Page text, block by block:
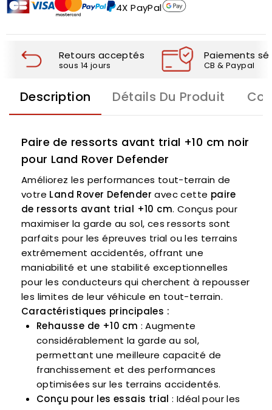
4X PayPal
Retours acceptés
sous 14 jours
Paiements
CB & Paypal
Description Détails Du Produit
Paire de ressorts avant trial +10 cm noir
pour Land Rover Defender
Améliorez les performances tout-terrain de
votre Land Rover Defender avec cette paire
de ressorts avant trial +10 cm. Conçus pour
maximiser la garde au sol, ces ressorts sont
parfaits pour les épreuves trial ou les terrains
extrêmement accidentés, offrant une
maniabilité et une stabilité exceptionnelles
pour les conducteurs qui cherchent à repousser
les limites de leur véhicule en tout-terrain.
Caractéristiques principales :
Rehausse de +10 cm : Augmente
considérablement la garde au sol,
permettant une meilleure capacité de
franchissement et des performances
optimisées sur les terrains accidentés.
Conçu pour les essais trial : Idéal pour les